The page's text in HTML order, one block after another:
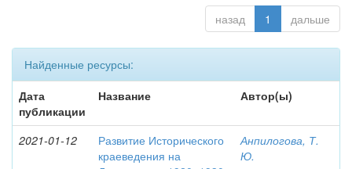
назад 1 дальше
Найденные ресурсы:
Дата
публикации
Название Автор(ы)
2021-01-12
Развитие Исторического
краеведения на
Анпилогова, Т.
Ю.